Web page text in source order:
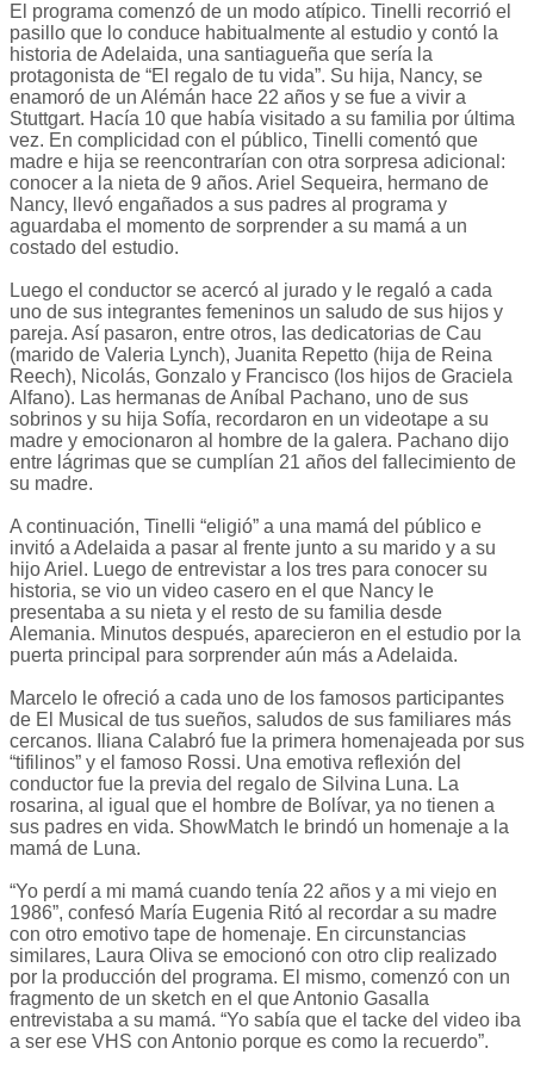
El programa comenzó de un modo atípico. Tinelli recorrió el
pasillo que lo conduce habitualmente al estudio y contó la
historia de Adelaida, una santiagueña que sería la
protagonista de “El regalo de tu vida”. Su hija, Nancy, se
enamoró de un Alémán hace 22 años y se fue a vivir a
Stuttgart. Hacía 10 que había visitado a su familia por última
vez. En complicidad con el público, Tinelli comentó que
madre e hija se reencontrarían con otra sorpresa adicional:
conocer a la nieta de 9 años. Ariel Sequeira, hermano de
Nancy, llevó engañados a sus padres al programa y
aguardaba el momento de sorprender a su mamá a un
costado del estudio.
Luego el conductor se acercó al jurado y le regaló a cada
uno de sus integrantes femeninos un saludo de sus hijos y
pareja. Así pasaron, entre otros, las dedicatorias de Cau
(marido de Valeria Lynch), Juanita Repetto (hija de Reina
Reech), Nicolás, Gonzalo y Francisco (los hijos de Graciela
Alfano). Las hermanas de Aníbal Pachano, uno de sus
sobrinos y su hija Sofía, recordaron en un videotape a su
madre y emocionaron al hombre de la galera. Pachano dijo
entre lágrimas que se cumplían 21 años del fallecimiento de
su madre.
A continuación, Tinelli “eligió” a una mamá del público e
invitó a Adelaida a pasar al frente junto a su marido y a su
hijo Ariel. Luego de entrevistar a los tres para conocer su
historia, se vio un video casero en el que Nancy le
presentaba a su nieta y el resto de su familia desde
Alemania. Minutos después, aparecieron en el estudio por la
puerta principal para sorprender aún más a Adelaida.
Marcelo le ofreció a cada uno de los famosos participantes
de El Musical de tus sueños, saludos de sus familiares más
cercanos. Iliana Calabró fue la primera homenajeada por sus
“tifilinos” y el famoso Rossi. Una emotiva reflexión del
conductor fue la previa del regalo de Silvina Luna. La
rosarina, al igual que el hombre de Bolívar, ya no tienen a
sus padres en vida. ShowMatch le brindó un homenaje a la
mamá de Luna.
“Yo perdí a mi mamá cuando tenía 22 años y a mi viejo en
1986”, confesó María Eugenia Ritó al recordar a su madre
con otro emotivo tape de homenaje. En circunstancias
similares, Laura Oliva se emocionó con otro clip realizado
por la producción del programa. El mismo, comenzó con un
fragmento de un sketch en el que Antonio Gasalla
entrevistaba a su mamá. “Yo sabía que el tacke del video iba
a ser ese VHS con Antonio porque es como la recuerdo”.